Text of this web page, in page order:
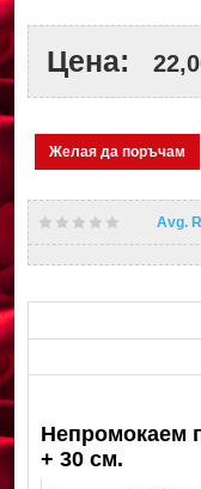
Цена:
Желая да поръчам
Avg.
Непромокаем
+ 30 см.